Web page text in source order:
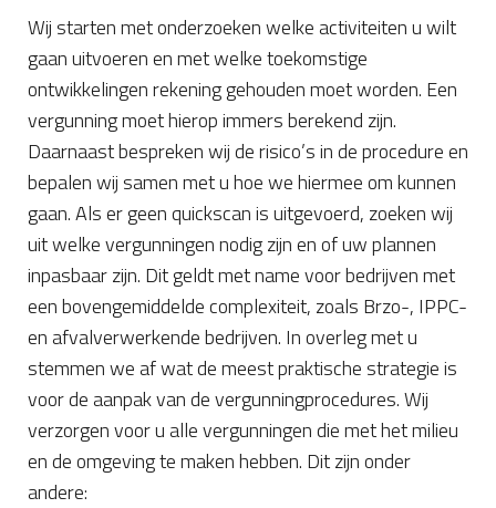
Wij starten met onderzoeken welke activiteiten u wilt
gaan uitvoeren en met welke toekomstige
ontwikkelingen rekening gehouden moet worden. Een
vergunning moet hierop immers berekend zijn.
Daarnaast bespreken wij de risico’s in de procedure en
bepalen wij samen met u hoe we hiermee om kunnen
gaan. Als er geen quickscan is uitgevoerd, zoeken wij
uit welke vergunningen nodig zijn en of uw plannen
inpasbaar zijn. Dit geldt met name voor bedrijven met
een bovengemiddelde complexiteit, zoals Brzo-, IPPC-
en afvalverwerkende bedrijven. In overleg met u
stemmen we af wat de meest praktische strategie is
voor de aanpak van de vergunningprocedures. Wij
verzorgen voor u alle vergunningen die met het milieu
en de omgeving te maken hebben. Dit zijn onder
andere: